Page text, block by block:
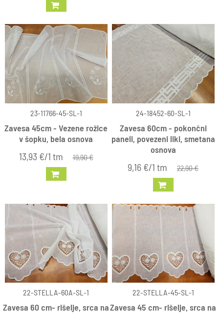
23-11766-45-SL-1
Zavesa 45cm - Vezene rožice
v šopku, bela osnova
13,93 €/1 tm 19,90 €
24-18452-60-SL-1
Zavesa 60cm - pokončni
paneli, povezeni liki, smetana
osnova
9,16 €/1 tm 22,90 €
22-STELLA-60A-SL-1
Zavesa 60 cm- rišelje, srca na
22-STELLA-45-SL-1
Zavesa 45 cm- rišelje, srca na